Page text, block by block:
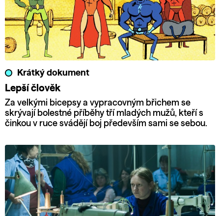
Krátký dokument
Lepší člověk
Za velkými bicepsy a vypracovným břichem se
skrývají bolestné příběhy tří mladých mužů, kteří s
činkou v ruce svádějí boj především sami se sebou.